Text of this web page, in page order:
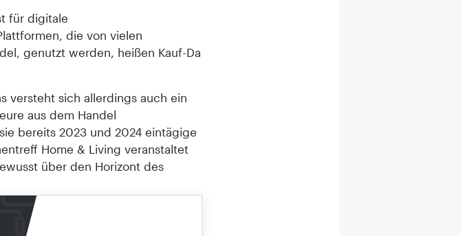
für digitale
die von vielen
genutzt werden, heißen Kauf-Da
versteht sich allerdings auch ein
aus dem Handel
bereits 2023 und 2024 eintägige
Home & Living veranstaltet
über den Horizont des
die Macher um Senior Vice
in ihrem Branchenspektrum